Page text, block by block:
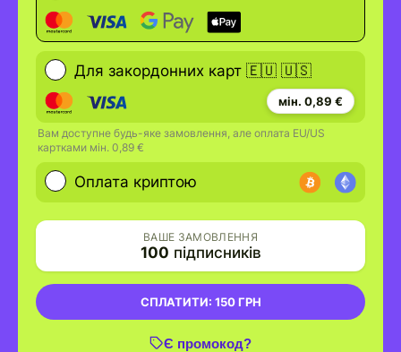
Для закордонних карт 🇪🇺 🇺🇸
мін. 0,89 €
Вам доступне будь-яке замовлення, але оплата EU/US
картками мін. 0,89 €
Оплата криптою
ВАШЕ ЗАМОВЛЕННЯ
100 підписників
СПЛАТИТИ: 150 ГРН
Є промокод?